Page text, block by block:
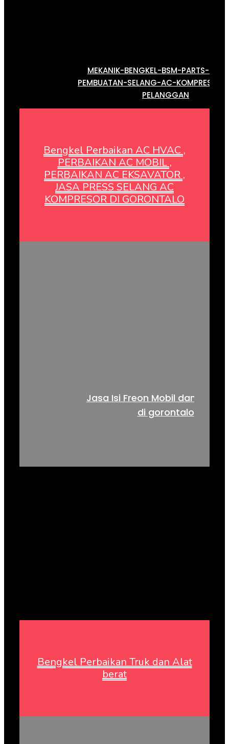
MEKANIK-BENGKEL-BSM-PARTS-
PEMBUATAN-SELANG-AC-
PELANGGAN
Bengkel Perbaikan AC HVAC ,
PERBAIKAN AC MOBIL ,
PERBAIKAN AC EKSAVATOR ,
JASA PRESS SELANG AC
KOMPRESOR DI GORONTALO
Jasa Isi Freon Mobil dan alat
di gorontalo
Bengkel Perbaikan Truk dan Alat
berat